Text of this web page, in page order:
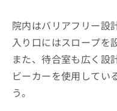
院内はバリアフリー設
入り口にはスロープを
また、待合室も広く設
ビーカーを使用してい
う。